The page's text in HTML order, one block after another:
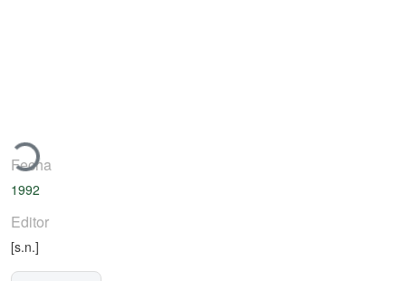
Fecha
1992
Editor
[s.n.]